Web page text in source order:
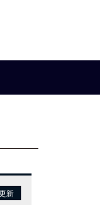
新